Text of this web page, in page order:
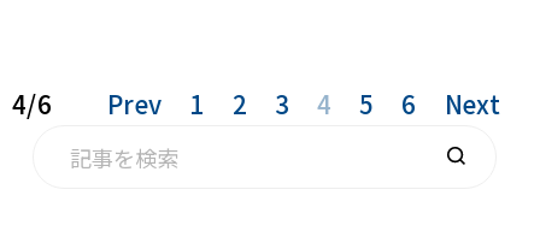
4/6 Prev 1 2 3 4 5 6 Next